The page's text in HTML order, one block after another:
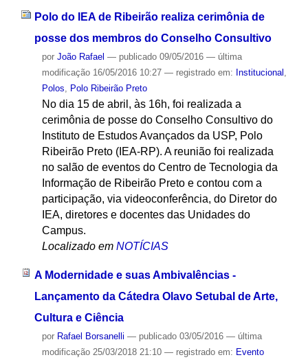
Polo do IEA de Ribeirão realiza cerimônia de
posse dos membros do Conselho Consultivo
por João Rafael — publicado09/05/2016 — última
modificação16/05/2016 10:27 — registrado em: Institucional
Polos
Polo Ribeirão Preto
No dia 15 de abril, às 16h, foi realizada a
cerimônia de posse do Conselho Consultivo do
Instituto de Estudos Avançados da USP, Polo
Ribeirão Preto (IEA-RP). A reunião foi realizada
no salão de eventos do Centro de Tecnologia da
Informação de Ribeirão Preto e contou com a
participação, via videoconferência, do Diretor do
IEA, diretores e docentes das Unidades do
Campus.
Localizado em NOTÍCIAS
A Modernidade e suas Ambivalências -
Lançamento da Cátedra Olavo Setubal de Arte,
Cultura e Ciência
por Rafael Borsanelli — publicado03/05/2016 — última
modificação25/03/2018 21:10 — registrado em: Evento